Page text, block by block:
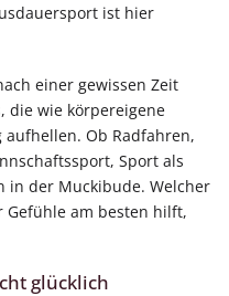
ist hier
einer gewissen Zeit
die wie körpereigene
Ob Radfahren,
Sport als
in der Muckibude. Welcher
am besten hilft,
glücklich